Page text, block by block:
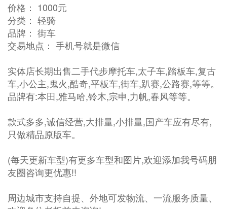
价格： 1000元
分类： 轻骑
品牌： 街车
交易地点： 手机号就是微信
实体店长期出售二手代步摩托车,太子车,踏板车,复古
车,小公主,鬼火,酷奇,平板车,街车,趴赛,公路赛,等等。
品牌有:本田,雅马哈,铃木,宗申,力帆,春风等等。
款式多多,诚信经营,大排量,小排量,国产车应有尽有,
只做精品原版车。
(每天更新车型)有更多车型和图片,欢迎添加我号码朋
友圈咨询更优惠!!
周边城市支持自提、外地可发物流、一流服务质量、